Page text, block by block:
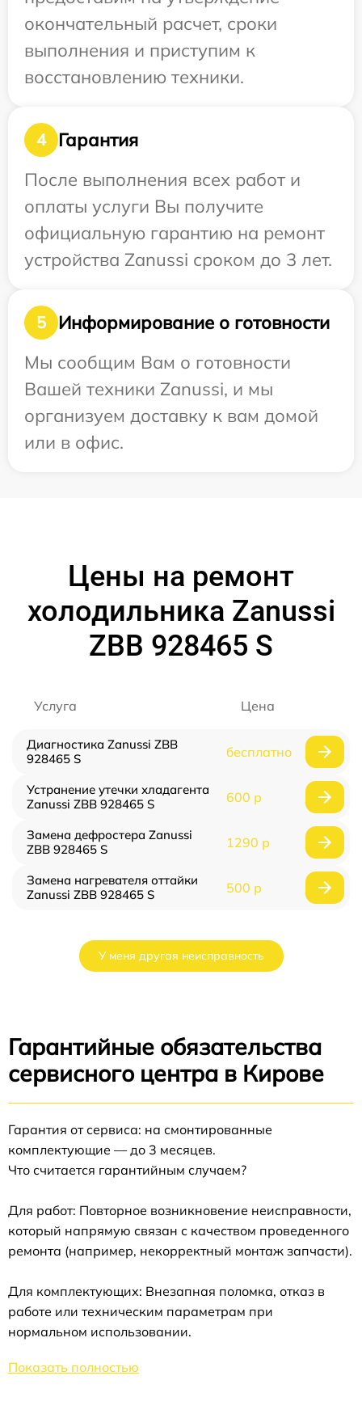
окончательный расчет, сроки
выполнения и приступим к
восстановлению техники.
4
Гарантия
После выполнения всех работ и
оплаты услуги Вы получите
официальную гарантию на ремонт
устройства Zanussi сроком до 3 лет.
5
Информирование о готовности
Мы сообщим Вам о готовности
Вашей техники Zanussi, и мы
организуем доставку к вам домой
или в офис.
Цены на ремонт
холодильника Zanussi
ZBB 928465 S
Услуга Цена
Диагностика Zanussi ZBB
928465 S
бесплатно
Устранение утечки хладагента
Zanussi ZBB 928465 S
600 р
Замена дефростера Zanussi
ZBB 928465 S
1290 р
Замена нагревателя оттайки
Zanussi ZBB 928465 S
500 р
У меня другая неисправность
Гарантийные обязательства
сервисного центра в Кирове
Гарантия от сервиса: на смонтированные
комплектующие — до 3 месяцев.
Что считается гарантийным случаем?
Для работ: Повторное возникновение неисправности,
который напрямую связан с качеством проведенного
ремонта (например, некорректный монтаж запчасти).
Для комплектующих: Внезапная поломка, отказ в
работе или техническим параметрам при
нормальном использовании.
Показать полностью